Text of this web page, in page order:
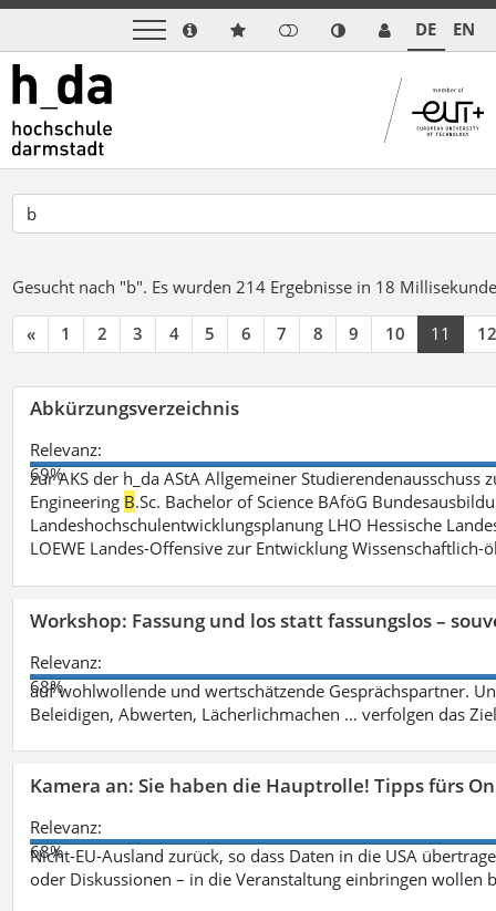
DE EN
Gesucht nach "b". Es wurden 214 Ergebnisse in 18
« 1 2 3 4 5 6 7 8 9 10 11 12
Abkürzungsverzeichnis
Relevanz:
69%
zur AKS der h_da AStA Allgemeiner Studierendenausschuss
Engineering B.Sc. Bachelor of Science BAföG
Landeshochschulentwicklungsplanung LHO Hessische
LOEWE Landes-Offensive zur Entwicklung Wissenschaftlich-
Workshop: Fassung und los statt fassungslos –
Relevanz:
68%
auf wohlwollende und wertschätzende Gesprächspartner.
Beleidigen, Abwerten, Lächerlichmachen … verfolgen das
Kamera an: Sie haben die Hauptrolle! Tipps fürs
Relevanz:
68%
Nicht-EU-Ausland zurück, so dass Daten in die USA
oder Diskussionen – in die Veranstaltung einbringen wollen